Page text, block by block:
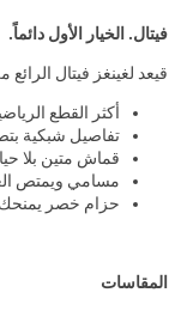
فيتال. الخيار الأول دائماً.
قيعد لغينغز فيتال
أكثر القطع
تفاصيل شبكية
قماش متين بلا
مسامي ويمتص
حزام خصر يمنحك
المقاسات